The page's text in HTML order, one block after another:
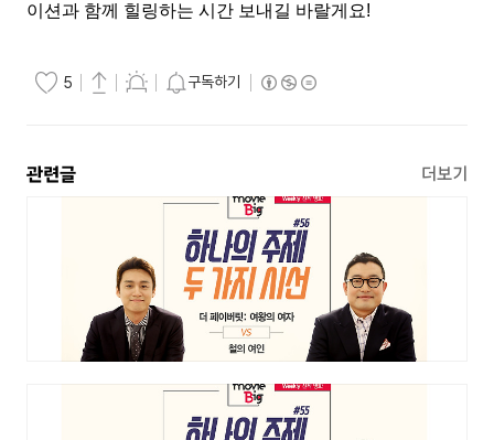
이션과 함께 힐링하는 시간 보내길 바랄게요!
5 구독하기
관련글 더보기